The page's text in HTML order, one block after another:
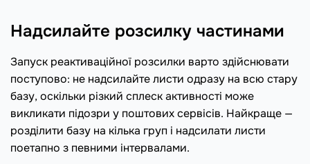
Надсилайте розсилку частинами
Запуск реактиваційної розсилки варто здійснювати
поступово: не надсилайте листи одразу на всю стару
базу, оскільки різкий сплеск активності може
викликати підозри у поштових сервісів. Найкраще —
розділити базу на кілька груп і надсилати листи
поетапно з певними інтервалами.